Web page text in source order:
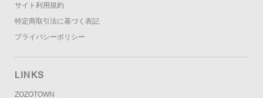
サイト利用規約
特定商取引法に基づく表記
プライバシーポリシー
LINKS
ZOZOTOWN